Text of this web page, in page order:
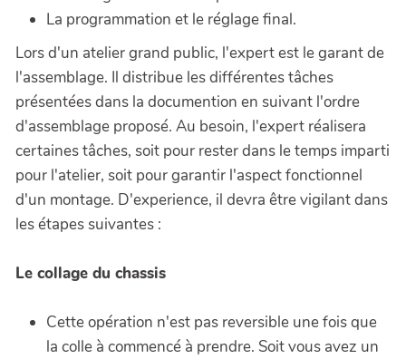
La programmation et le réglage final.
Lors d'un atelier grand public, l'expert est le garant de
l'assemblage. Il distribue les différentes tâches
présentées dans la documention en suivant l'ordre
d'assemblage proposé. Au besoin, l'expert réalisera
certaines tâches, soit pour rester dans le temps imparti
pour l'atelier, soit pour garantir l'aspect fonctionnel
d'un montage. D'experience, il devra être vigilant dans
les étapes suivantes :
Le collage du chassis
Cette opération n'est pas reversible une fois que
la colle à commencé à prendre. Soit vous avez un